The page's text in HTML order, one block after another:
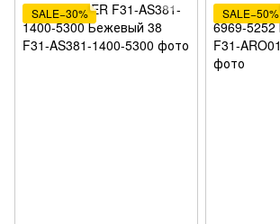
SALE−30%
SALE−50%